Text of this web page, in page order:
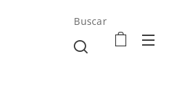
Buscar